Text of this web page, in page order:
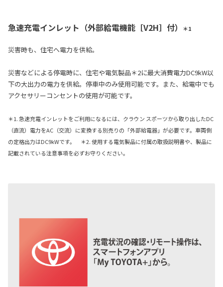
急速充電インレット（外部給電機能［V2H］付） ＊1
災害時も、住宅へ電力を供給。
災害などによる停電時に、住宅や電気製品＊2に最大消費電力DC9kW以
下の大出力の電力を供給。停車中のみ使用可能です。また、給電中でも
アクセサリーコンセントの使用が可能です。
＊1. 急速充電インレットをご利用になるには、クラウン スポーツから取り出したDC
（直流）電力をAC（交流）に変換する別売りの「外部給電器」が必要です。車両側
の定格出力はDC9kWです。 ＊2. 使用する電気製品に付属の取扱説明書や、製品に
記載されている注意事項を必ずお守りください。